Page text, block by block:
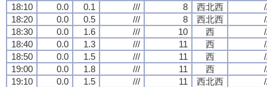
18:10
0.0 0.1 /// 8 西北西
18:20
0.0 0.5 /// 8 西北西
18:30
0.0 1.6 /// 10 西
18:40
0.0 1.3 /// 11 西
18:50
0.0 1.5 /// 11 西
19:00
0.0 1.8 /// 11 西
19:10
0.0 1.5 /// 11 西北西